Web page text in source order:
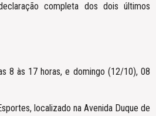
completa dos dois últimos
8 às 17 horas, e domingo (12/10), 08
localizado na Avenida Duque de